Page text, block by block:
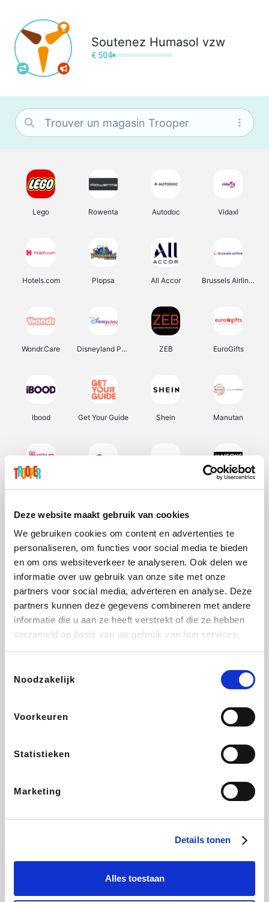
Deze website maakt gebruik van cookies
We gebruiken cookies om content en advertenties te
personaliseren, om functies voor social media te bieden
en om ons websiteverkeer te analyseren. Ook delen we
informatie over uw gebruik van onze site met onze
partners voor social media, adverteren en analyse. Deze
partners kunnen deze gegevens combineren met andere
informatie die u aan ze heeft verstrekt of die ze hebben
verzameld op basis van uw gebruik van hun services.
Noodzakelijk
Voorkeuren
Statistieken
Marketing
Details tonen
Alles toestaan
Soutenez Humasol vzw
€ 504
Lego Rowenta Autodoc Vidaxl
Hotels.com Plopsa All Accor Brussels Airlines
Wondr.Care Disneyland Paris ZEB EuroGifts
Ibood Get Your Guide Shein Manutan
Sarenza Interhome Schiesser Bolt Energie
DeubaXXL
Ekoi About You
My Jewellery Tennis Point Samsung Delonghi